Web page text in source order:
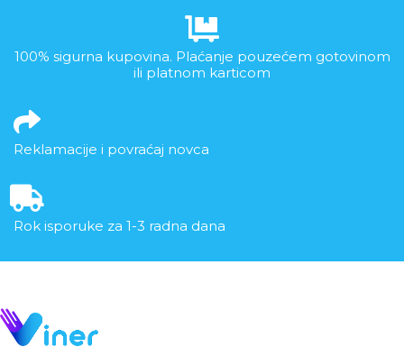
100% sigurna kupovina. Plaćanje pouzećem gotovinom
ili platnom karticom
Reklamacije i povraćaj novca
Rok isporuke za 1-3 radna dana